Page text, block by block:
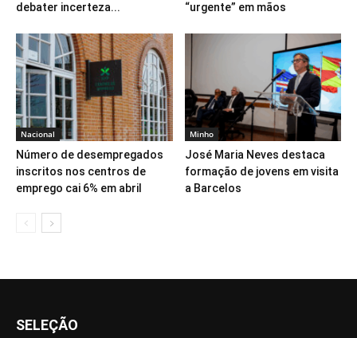
debater incerteza...
“urgente” em mãos
Nacional
Número de desempregados
inscritos nos centros de
emprego cai 6% em abril
Minho
José Maria Neves destaca
formação de jovens em visita
a Barcelos
SELEÇÃO